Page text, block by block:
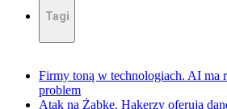
Tagi
Firmy toną w technologiach. AI ma
problem
Atak na Żabkę. Hakerzy oferują